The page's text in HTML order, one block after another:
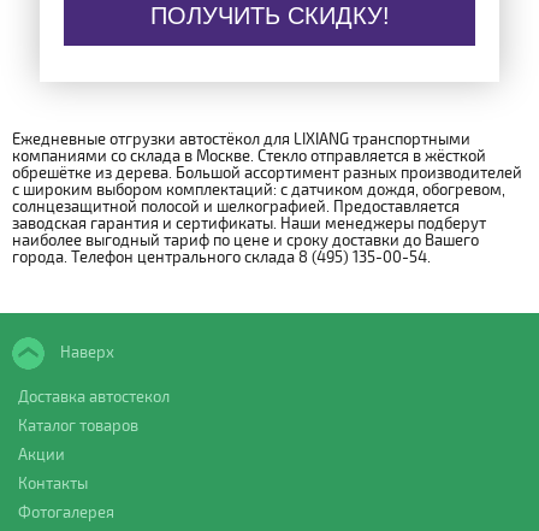
ПОЛУЧИТЬ СКИДКУ!
Ежедневные отгрузки автостёкол для LIXIANG транспортными
компаниями со склада в Москве. Стекло отправляется в жёсткой
обрешётке из дерева. Большой ассортимент разных производителей
с широким выбором комплектаций: с датчиком дождя, обогревом,
солнцезащитной полосой и шелкографией. Предоставляется
заводская гарантия и сертификаты. Наши менеджеры подберут
наиболее выгодный тариф по цене и сроку доставки до Вашего
города. Телефон центрального склада 8 (495) 135-00-54.
Наверх
Доставка автостекол
Каталог товаров
Акции
Контакты
Фотогалерея